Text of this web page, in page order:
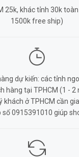
25k, khác tỉnh 30k
1500k free ship)
dự kiến: các tỉnh
hàng tại TPHCM (1 - 2
khách ở TPHCM cần
số 0915391010 giúp